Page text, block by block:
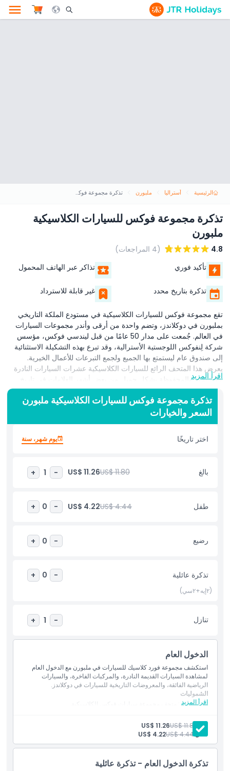
Search Opener Icon
الرئيسية أستراليا ملبورن تذكرة مجموعة فوكس للسيارات الكلاسيكية ملبورن
تذكرة مجموعة فوكس للسيارات الكلاسيكية
ملبورن
4.8
(4 المراجعات)
تأكيد فوري
تذاكر عبر الهاتف المحمول
تذكرة بتاريخ محدد غير قابلة للاسترداد
تقع مجموعة فوكس للسيارات الكلاسيكية في مستودع الملكة التاريخي
بملبورن في دوكلاندز، وتضم واحدة من أرقى وأندر مجموعات السيارات
في العالم. جُمعت على مدار 50 عامًا من قبل ليندسي فوكس، مؤسس
شركة لِنفوكس اللوجستية الأسترالية، وقد تبرع بهذه التشكيلة الاستثنائية
إلى صندوق عام ليستمتع بها الجميع ولجمع التبرعات للأعمال الخيرية.
يعرض هذا المتحف الرائع للسيارات الكلاسيكية عشرات السيارات النادرة
والتاريخية والمحفوظة بشكل جميل من بعض أشهر العلامات في تاريخ
السيارات. سترى سيارات كلاسيكية من مرسيدس بنز، جاغوار، بورشه،
فيراري، بنتلي، فولكس فاجن، رولز رويس، فورد، إم جي، لكزس،
السيارات عبارة عن نماذج أولية فريدة، أو طرازات حصرية، أو سيارات
أصبحت رموزًا للفخامة والابتكار. سواء كنت من عشاق السيارات مدى
الحياة أو مجرد فضولي بشأن تاريخ السيارات، تقدم هذه المجموعة نظرة
الكلاسيكية في ملبورن أكثر من مجرد متحف؛ إنها احتفال بثقافة السيارات
والحرفية والتراث. وجهة لا بد من زيارتها للسياح، وجامعي السيارات، وأي
سياسة الأطفال والبالغين
غير مناسب لـ
ساعات العمل
ما يجب معرفته
الموقع
اقرأ المزيد
تذكرة مجموعة فوكس للسيارات الكلاسيكية ملبورن
السعر والخيارات
اختر تاريخًا يوم شهر، سنة
بالغ US$ 11.80
US$ 11.26
-
1
+
طفل US$ 4.44
US$ 4.22
-
0
+
رضيع -
0
+
تذكرة عائلية -
0
+
(٢إيه+٢سي)
تنازل -
1
+
الدخول العام
استكشف مجموعة فورد كلاسيك للسيارات في ملبورن مع الدخول العام
لمشاهدة السيارات القديمة النادرة، والمركبات الفاخرة، والسيارات
الرياضية الفائقة، والمعروضات التاريخية للسيارات في دوكلاندز.
اقرأ المزيد
الشموليات
الدخول إلى: متحف مجموعة سيارات فوكس الكلاسيكية
بالغ:
US$ 11.80
US$ 11.26
طفل:US$ 4.44
US$ 4.22
تذكرة الدخول العام - تذكرة عائلية